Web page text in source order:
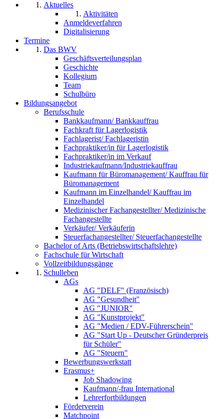
Aktuelles
Aktivitäten
Anmeldeverfahren
Digitalisierung
Termine
Das BWV
Geschäftsverteilungsplan
Geschichte
Kollegium
Team
Schulbüro
Bildungsangebot
Berufsschule
Bankkaufmann/ Bankkauffrau
Fachkraft für Lagerlogistik
Fachlagerist/ Fachlageristin
Fachpraktiker/in für Lagerlogistik
Fachpraktiker/in im Verkauf
Industriekaufmann/Industriekauffrau
Kaufmann für Büromanagement/ Kauffrau für
Büromanagement
Kaufmann im Einzelhandel/ Kauffrau im
Einzelhandel
Medizinischer Fachangestellter/ Medizinische
Fachangestellte
Verkäufer/ Verkäuferin
Steuerfachangestellter/ Steuerfachangestellte
Bachelor of Arts (Betriebswirtschaftslehre)
Fachschule für Wirtschaft
Vollzeitbildungsgänge
Schulleben
AGs
AG "DELF" (Französisch)
AG "Gesundheit"
AG "JUNIOR"
AG "Kunstprojekt"
AG "Medien / EDV-Führerschein"
AG "Start Up - Deutscher Gründerpreis
für Schüler"
AG "Steuern"
Bewerbungswerkstatt
Erasmus+
Job Shadowing
Kaufmann/-frau International
Lehrerfortbildungen
Förderverein
Matchpoint